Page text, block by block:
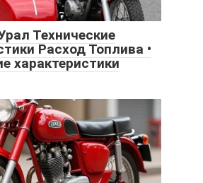
Технические
Расход Топлива •
характеристики